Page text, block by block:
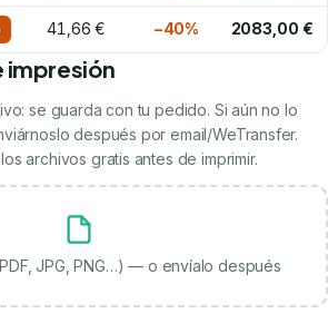
41,66 € −40% 2083,00 €
impresión
se guarda con tu pedido. Si aún no lo
después por email/WeTransfer.
archivos gratis antes de imprimir.
JPG, PNG…) — o envíalo después